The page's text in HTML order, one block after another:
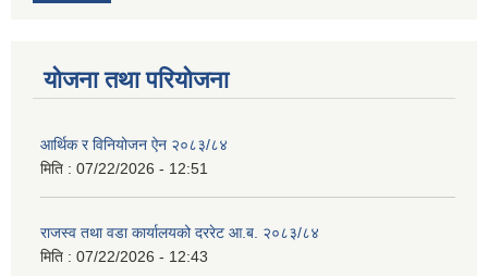
योजना तथा परियोजना
आर्थिक र विनियोजन ऐन २०८३/८४
मिति : 07/22/2026 - 12:51
राजस्व तथा वडा कार्यालयको दररेट आ.ब. २०८३/८४
मिति : 07/22/2026 - 12:43